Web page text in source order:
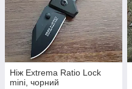
Ніж Extrema Ratio Lock
mini, чорний